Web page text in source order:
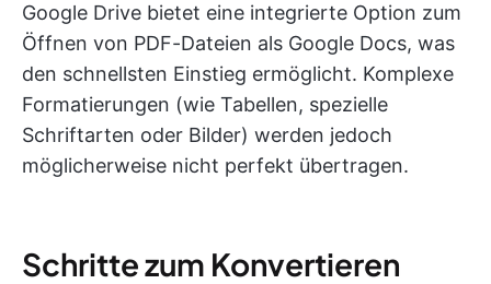
Google Drive bietet eine integrierte Option zum
Öffnen von PDF-Dateien als Google Docs, was
den schnellsten Einstieg ermöglicht. Komplexe
Formatierungen (wie Tabellen, spezielle
Schriftarten oder Bilder) werden jedoch
möglicherweise nicht perfekt übertragen.
Schritte zum Konvertieren